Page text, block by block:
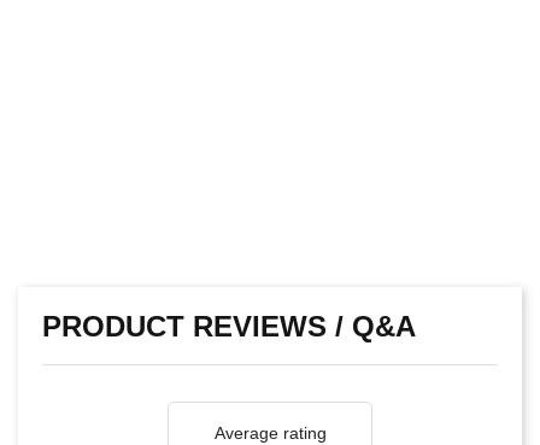
PRODUCT REVIEWS / Q&A
Average rating